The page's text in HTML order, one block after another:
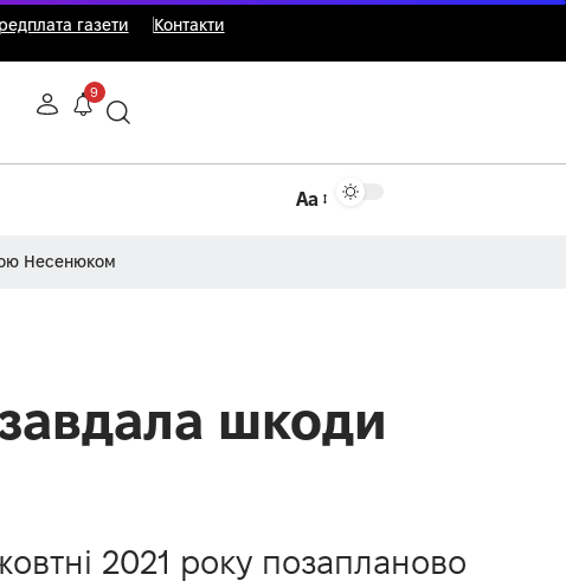
газети Контакти
9
Аа
Несенюком
шкоди
2021 року позапланово